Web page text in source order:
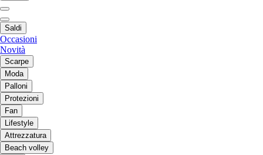
Saldi
Occasioni
Novità
Scarpe
Moda
Palloni
Protezioni
Fan
Lifestyle
Attrezzatura
Beach volley